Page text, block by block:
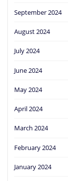
September 2024
August 2024
July 2024
June 2024
May 2024
April 2024
March 2024
February 2024
January 2024